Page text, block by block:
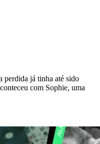
perdida já tinha até sido
com Sophie, uma